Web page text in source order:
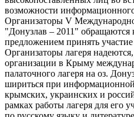
возможности
Организаторы V
"Донузлав – 2011"
предложением принять
Организаторы лагеря
организации в Крыму
палаточного лагеря на оз.
шириться при
крымских, украинских и
рамках работы лагеря для его